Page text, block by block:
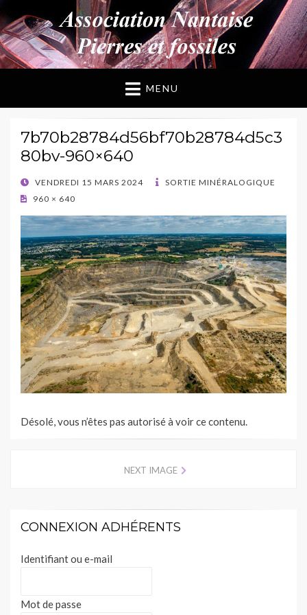
ANPF
Association Nantaise Pierres et Fossiles
MENU
7b70b28784d56bf70b28784d5c3
80bv-960×640
POSTED
ON
VENDREDI 15 MARS 2024
SORTIE MINÉRALOGIQUE
960 × 640
Désolé, vous n’êtes pas autorisé à voir ce contenu.
NEXT IMAGE
CONNEXION ADHÉRENTS
Identifiant ou e-mail
Mot de passe